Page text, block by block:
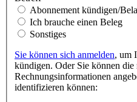
Abonnement kündigen/
Ich brauche einen Beleg
Sonstiges
Sie können sich anmelden, um
kündigen. Oder Sie können die
Rechnungsinformationen
identifizieren können: